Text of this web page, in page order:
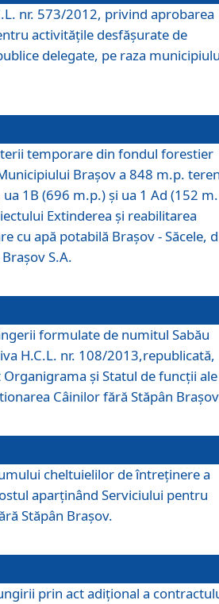
nr. 573/2012, privind aprobarea
activităţile desfăşurate de
delegate, pe raza
temporare din fondul forestier
Braşov a 848 m.p.
1B (696 m.p.) şi ua 1 Ad (152
Extinderea şi reabilitarea
cu apă potabilă Braşov - Săcele,
S.A.
formulate de numitul Sabău
H.C.L. nr. 108/2013,republicată,
şi Statul de funcţii ale
Câinilor fără Stăpân
cheltuielilor de întreţinere a
aparţinând Serviciului pentru
Stăpân Braşov.
prin act adiţional a